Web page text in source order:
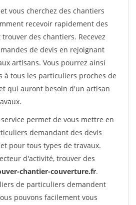
vous cherchez des chantiers
recevoir rapidement des
des chantiers. Recevez
de devis en rejoignant
artisans. Vous pourrez ainsi
à tous les particuliers proches de
qui auront besoin d'un artisan
permet de vous mettre en
demandant des devis
pour tous types de travaux.
d'activité, trouver des
chantier-couverture.fr.
de particuliers demandent
pouvons facilement vous